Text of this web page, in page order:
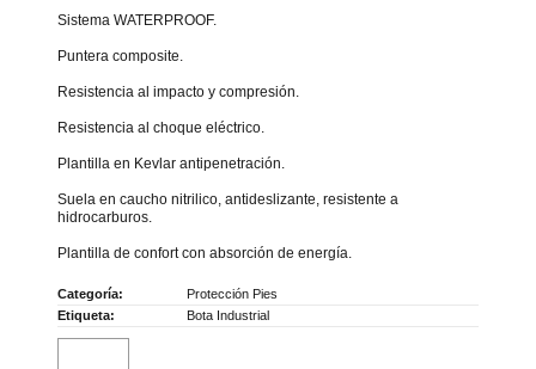
Sistema WATERPROOF.
Puntera composite.
Resistencia al impacto y compresión.
Resistencia al choque eléctrico.
Plantilla en Kevlar antipenetración.
Suela en caucho nitrilico, antideslizante, resistente a
hidrocarburos.
Plantilla de confort con absorción de energía.
Categoría:
Protección Pies
Etiqueta:
Bota Industrial